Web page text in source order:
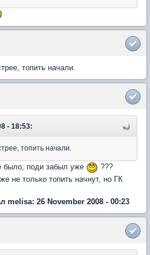
топить начали.
- 18:53:
топить начали.
было, поди забыл уже
???
не только топить начнут, но ГК
melisa: 26 November 2008 - 00:23